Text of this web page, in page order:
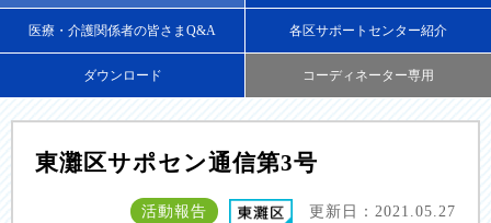
医療・介護関係者の皆さまQ&A 各区サポートセンター紹介
ダウンロード コーディネーター専用
東灘区サポセン通信第3号
活動報告 更新日：2021.05.27